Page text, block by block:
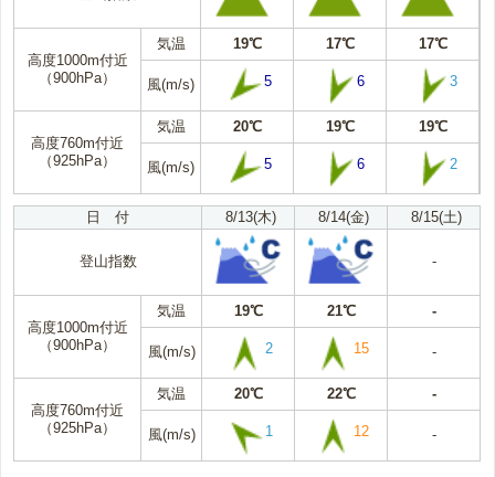
高度1000m付近
（900hPa）
気温 19℃ 17℃ 17℃
風(m/s) 5 6 3
高度760m付近
（925hPa）
気温 20℃ 19℃ 19℃
風(m/s) 5 6 2
日 付 8/13(木) 8/14(金) 8/15(土)
登山指数 -
高度1000m付近
（900hPa）
気温 19℃ 21℃ -
風(m/s) 2 15 -
高度760m付近
（925hPa）
気温 20℃ 22℃ -
風(m/s) 1 12 -